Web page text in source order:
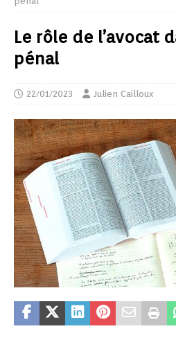
Le rôle de l’avocat
pénal
22/01/2023 Julien Cailloux